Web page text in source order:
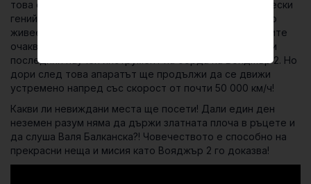
това един неголям апарат, плод на човешкия технически
гений и жаждата да опознаем дълбоко света, в който
живеем, вече 40 години се носи смело напред. Учените
очакват, че около 2030 г. ще се наложи да изключат и
последния научен инструмент на борда на Вояджър 2. Но
дори след това апаратът ще продължи да се движи
устремено напред със скорост от почти 50 000 км/ч!
Какви ли невиждани места ще посети! Дали един ден
неземен разум няма да държи златната плоча в ръцете и
да слуша Валя Балканска?! Човечеството е способно на
прекрасни неща и мисия като Вояджър 2 го доказва!